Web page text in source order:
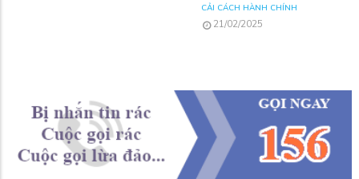
CẢI CÁCH HÀNH CHÍNH
21/02/2025